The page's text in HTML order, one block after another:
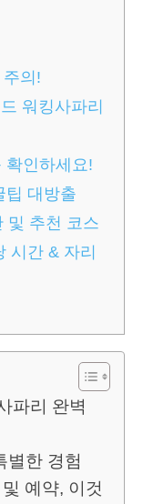
의!
워킹사파리
확인하세요!
팁 대방출
및 추천 코스
시간 & 자리
파리 완벽
별한 경험
예약, 이것